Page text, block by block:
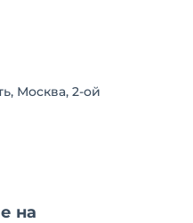
Москва, 2-ой
на